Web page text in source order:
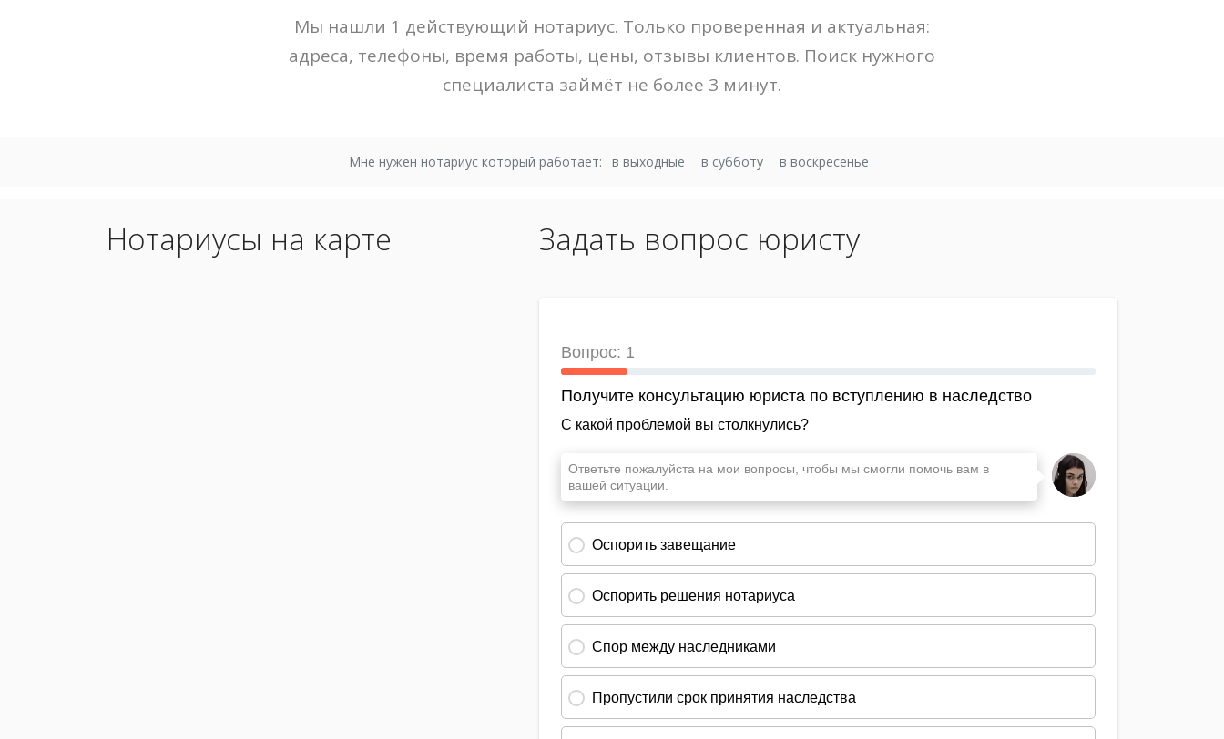
Мы нашли 1 действующий нотариус. Только проверенная и актуальная:
адреса, телефоны, время работы, цены, отзывы клиентов. Поиск нужного
специалиста займёт не более 3 минут.
Мне нужен нотариус который работает: в выходные в субботу в воскресенье
Нотариусы на карте Задать вопрос юристу